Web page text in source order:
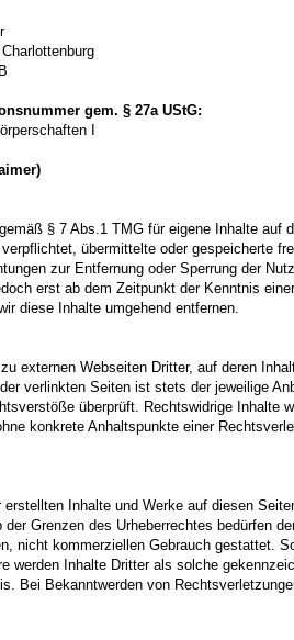
gem. § 27a UStG:
I
§ 7 Abs.1 TMG für eigene Inhalte
übermittelte oder gespeicherte
zur Entfernung oder Sperrung der
erst ab dem Zeitpunkt der Kenntnis
diese Inhalte umgehend entfernen.
externen Webseiten Dritter, auf deren
verlinkten Seiten ist stets der jeweilige
überprüft. Rechtswidrige Inhalte
konkrete Anhaltspunkte einer
erstellten Inhalte und Werke auf diesen
der Grenzen des Urheberrechtes bedürfen
nicht kommerziellen Gebrauch gestattet.
werden Inhalte Dritter als solche
Bei Bekanntwerden von